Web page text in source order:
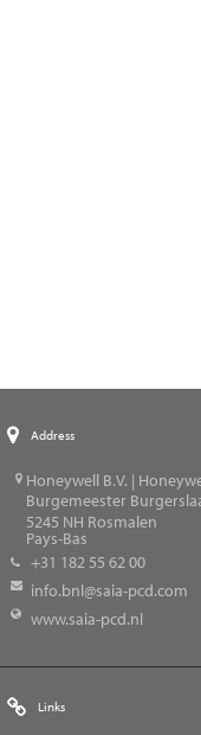
Address
Honeywell B.V. |
Burgemeester
5245 NH Rosmalen
Pays-Bas
+31 182 55 62 00
info.bnl@saia-pcd.com
www.saia-pcd.nl
Links